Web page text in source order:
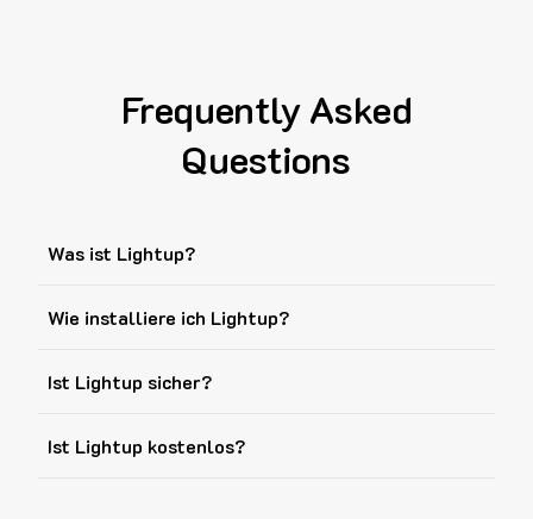
Frequently Asked
Questions
Was ist Lightup?
Wie installiere ich Lightup?
Ist Lightup sicher?
Ist Lightup kostenlos?